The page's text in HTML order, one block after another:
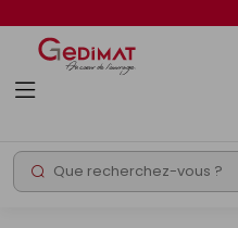
Rechercher